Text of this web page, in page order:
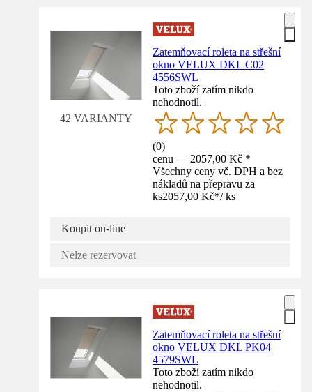
42 VARIANTY
Zatemňovací roleta na střešní
okno VELUX DKL C02
4556SWL
Toto zboží zatím nikdo
nehodnotil.
(0)
cenu — 2057,00 Kč *
Všechny ceny vč. DPH a bez
nákladů na přepravu za
ks2057,00 Kč*/ ks
Koupit on-line
Nelze rezervovat
Zatemňovací roleta na střešní
okno VELUX DKL PK04
4579SWL
Toto zboží zatím nikdo
nehodnotil.